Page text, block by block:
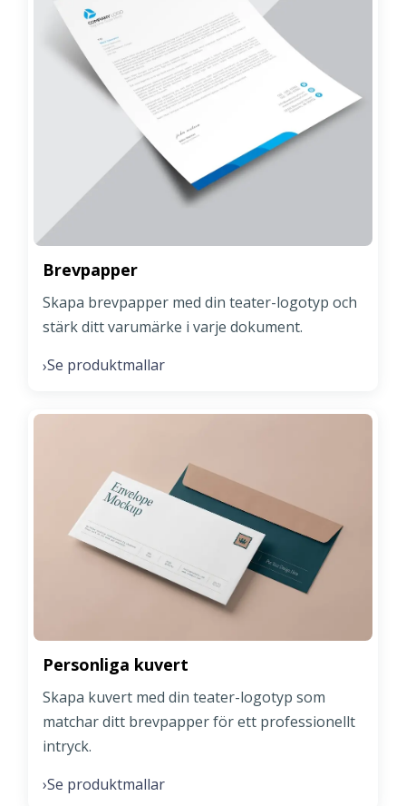
Brevpapper
Skapa brevpapper med din teater-logotyp och
stärk ditt varumärke i varje dokument.
›Se produktmallar
Personliga kuvert
Skapa kuvert med din teater-logotyp som
matchar ditt brevpapper för ett professionellt
intryck.
›Se produktmallar